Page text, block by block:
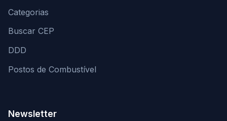
Categorias
Buscar CEP
DDD
Postos de Combustível
Newsletter